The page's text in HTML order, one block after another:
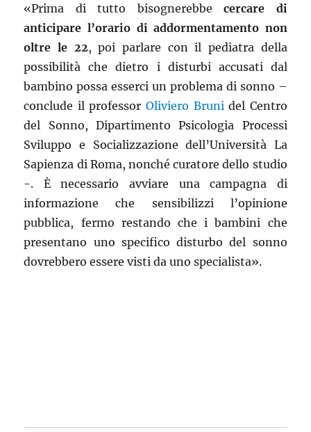
«Prima di tutto bisognerebbecercare di
anticipare l’orario di addormentamento non
oltre le 22, poi parlare con il pediatra della
possibilità che dietro i disturbi accusati dal
bambino possa esserci un problema di sonno –
conclude il professor Oliviero Bruni del Centro
del Sonno, Dipartimento Psicologia Processi
Sviluppo e Socializzazione dell’Università La
Sapienza di Roma, nonché curatore dello studio
-. È necessario avviare una campagna di
informazione che sensibilizzi l’opinione
pubblica, fermo restando che i bambini che
presentano uno specifico disturbo del sonno
dovrebbero essere visti da uno specialista».